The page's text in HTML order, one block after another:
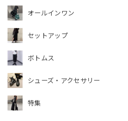
オールインワン
セットアップ
ボトムス
シューズ・アクセサリー
特集